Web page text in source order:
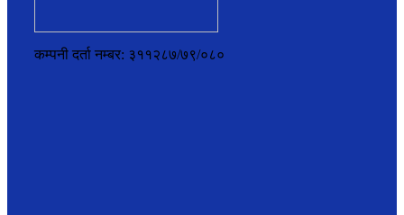
कम्पनी दर्ता नम्बर: ३११२८७/७९/०८०